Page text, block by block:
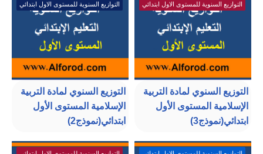
التوازيع السنوية للمستوى الاول ابتدائي
التوزيع السنوي لمادة التربية
الإسلامية المستوى الأول
ابتدائي(نموذج3)
التوازيع السنوية للمستوى الاول ابتدائي
التوزيع السنوي لمادة التربية
الإسلامية المستوى الأول
ابتدائي(نموذج2)